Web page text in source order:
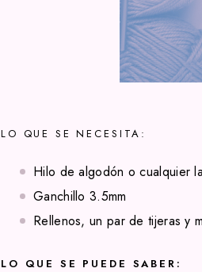
LO QUE SE NECESITA:
Hilo de algodón o cualquier
Ganchillo 3.5mm
Rellenos, un par de tijeras y
LO QUE SE PUEDE SABER: